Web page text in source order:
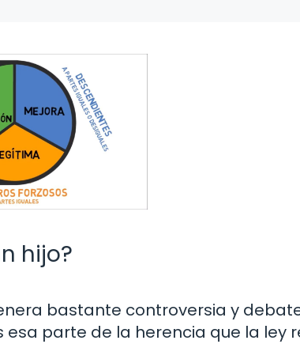
hijo?
bastante controversia y
parte de la herencia que la ley